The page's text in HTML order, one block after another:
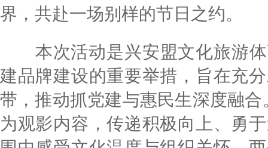
界，共赴一场别样的节日之约。
本次活动是兴安盟文化旅游体
建品牌建设的重要举措，旨在充
带，推动抓党建与惠民生深度融
为观影内容，传递积极向上、勇